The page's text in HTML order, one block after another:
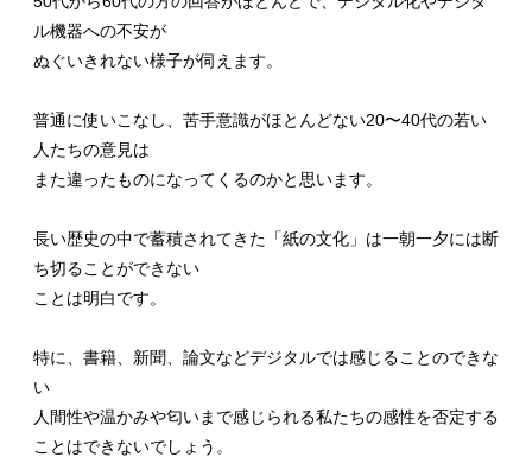
ル機器への不安が
ぬぐいきれない様子が伺えます。
普通に使いこなし、苦手意識がほとんどない20〜40代の若い
人たちの意見は
また違ったものになってくるのかと思います。
長い歴史の中で蓄積されてきた「紙の文化」は一朝一夕には断
ち切ることができない
ことは明白です。
特に、書籍、新聞、論文などデジタルでは感じることのできな
い
人間性や温かみや匂いまで感じられる私たちの感性を否定する
ことはできないでしょう。